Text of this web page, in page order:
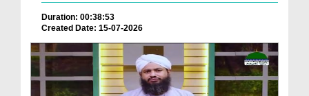
Duration: 00:38:53
Created Date: 15-07-2026